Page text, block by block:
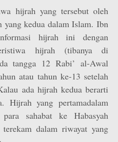
hijrah yang tersebut oleh
yang kedua dalam Islam. Ibn
hijrah ini dengan
hijrah (tibanya di
tangga 12 Rabi’ al-Awal
atau tahun ke-13 setelah
ada hijrah kedua berarti
Hijrah yang pertamadalam
sahabat ke Habasyah
dalam riwayat yang